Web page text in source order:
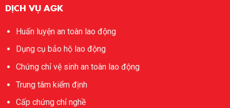
DỊCH VỤ AGK
Huấn luyện an toàn lao động
Dụng cụ bảo hộ lao động
Chứng chỉ vệ sinh an toàn lao động
Trung tâm kiểm định
Cấp chứng chỉ nghề